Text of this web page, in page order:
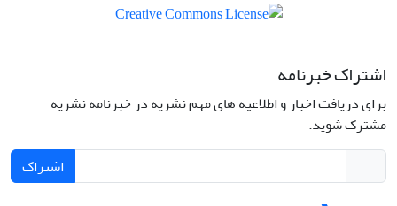
اشتراک خبرنامه
برای دریافت اخبار و اطلاعیه های مهم نشریه در خبرنامه نشریه
مشترک شوید.
اشتراک